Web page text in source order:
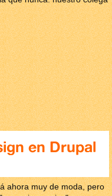
Drupal 8
en Drupal
ahora muy de moda, pero